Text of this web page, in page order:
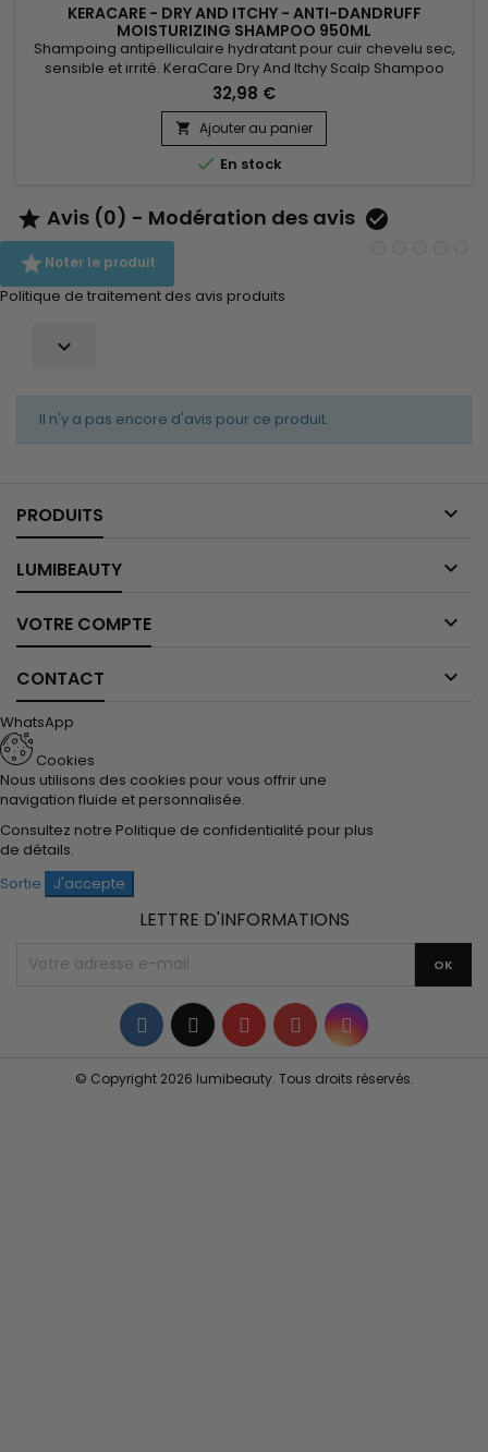
KERACARE - DRY AND ITCHY - ANTI-DANDRUFF
MOISTURIZING SHAMPOO 950ML
Shampoing antipelliculaire hydratant pour cuir chevelu sec,
sensible et irrité. KeraCare Dry And Itchy Scalp Shampoo
élimine toutes formes d'impuretés sans assécher le cuir
chevelu, nourrit, facilite le démêlage et régule la production
de sébum tout en luttant efficacement contre les
démangeaisons, pellicules et l'assèchement du cuir chevelu.
Infusé à...
32,98 €
 Ajouter au panier
 En stock
 Avis (0) - Modération des avis 
Noter le produit
Politique de traitement des avis produits

Il n'y a pas encore d'avis pour ce produit.
PRODUITS 
LUMIBEAUTY 
VOTRE COMPTE 
CONTACT 
WhatsApp
Cookies
Nous utilisons des cookies pour vous offrir une
navigation fluide et personnalisée.
Consultez notre Politique de confidentialité pour plus
de détails.
Sortie
J'accepte
LETTRE D'INFORMATIONS
Facebook
TwitterYouTubePinterestInstagram
© Copyright 2026 lumibeauty. Tous droits réservés.